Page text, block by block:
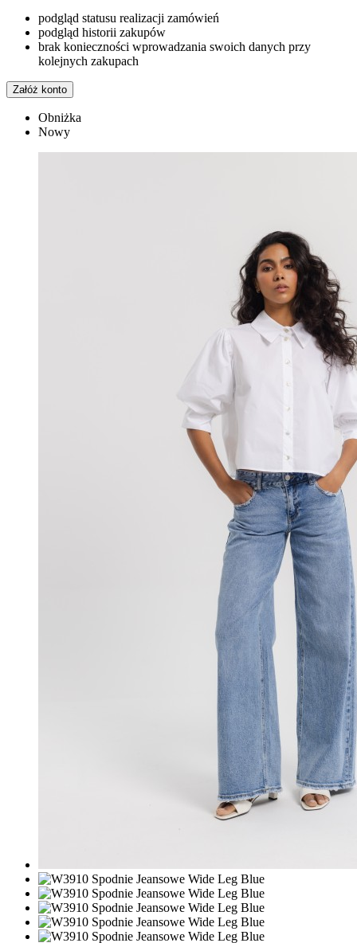
podgląd statusu realizacji zamówień
podgląd historii zakupów
brak konieczności wprowadzania swoich danych przy
kolejnych zakupach
Załóż konto
Obniżka
Nowy